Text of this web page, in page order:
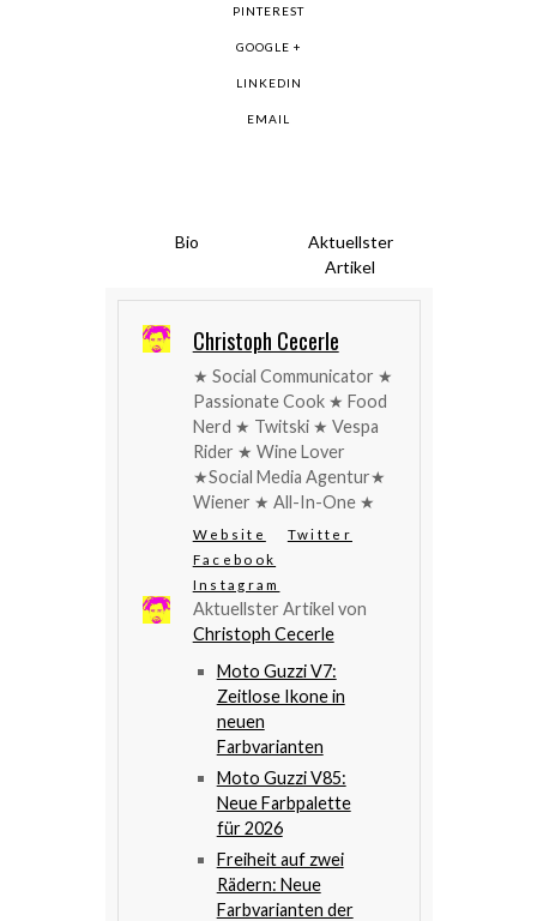
PINTEREST
GOOGLE +
LINKEDIN
EMAIL
Bio
Aktuellster
Artikel
Christoph Cecerle
★ Social Communicator ★
Passionate Cook ★ Food
Nerd ★ Twitski ★ Vespa
Rider ★ Wine Lover
★Social Media Agentur★
Wiener ★ All-In-One ★
Website
Twitter
Facebook
Instagram
Aktuellster Artikel von
Christoph Cecerle
Moto Guzzi V7:
Zeitlose Ikone in
neuen
Farbvarianten
Moto Guzzi V85:
Neue Farbpalette
für 2026
Freiheit auf zwei
Rädern: Neue
Farbvarianten der